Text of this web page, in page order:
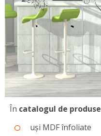
În catalogul de produse
uși MDF înfoliate